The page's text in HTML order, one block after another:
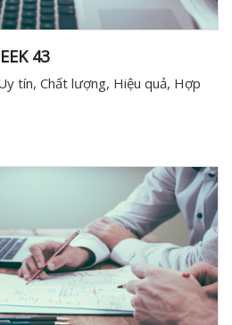
43
tín, Chất lượng, Hiệu quả, Hợp